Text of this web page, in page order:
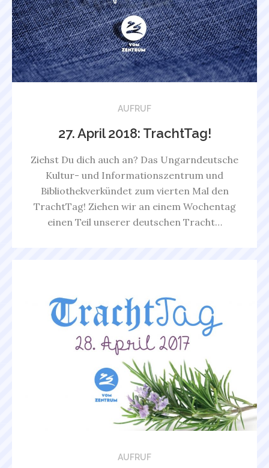
AUFRUF
27. April 2018: TrachtTag!
Ziehst Du dich auch an? Das Ungarndeutsche
Kultur- und Informationszentrum und
Bibliothekverkündet zum vierten Mal den
TrachtTag! Ziehen wir an einem Wochentag
einen Teil unserer deutschen Tracht…
AUFRUF